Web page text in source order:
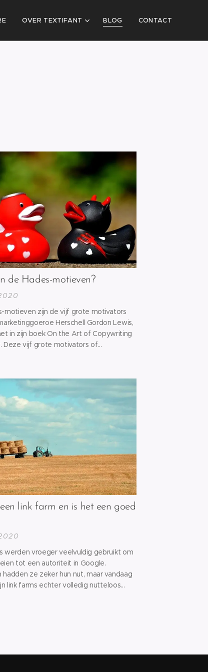
OVER TEXTIFANT BLOG CONTACT
de Hades-motieven?
motieven zijn de vijf grote motivators
Herschell Gordon Lewis,
in zijn boek On the Art of Copywriting
Deze vijf grote motivators of
neemt.
link farm en is het een goed
werden vroeger veelvuldig gebruikt om
tot een autoriteit in Google.
hadden ze zeker hun nut, maar vandaag
link farms echter volledig nutteloos